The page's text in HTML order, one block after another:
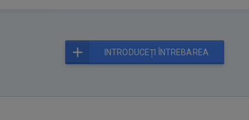
INTRODUCEȚI ÎNTREBAREA